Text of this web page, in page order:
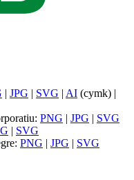
| JPG | SVG | AI (cymk) |
PNG | JPG | SVG
| SVG
PNG | JPG | SVG